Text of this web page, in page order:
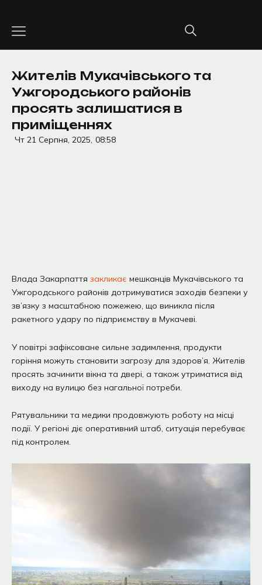
вмісту
Жителів Мукачівського та
Ужгородського районів
просять залишатися в
приміщеннях
Чт 21 Серпня, 2025, 08:58
Влада Закарпаття закликає мешканців Мукачівського та
Ужгородського районів дотримуватися заходів безпеки у
зв’язку з масштабною пожежею, що виникла після
ракетного удару по підприємству в Мукачеві.
У повітрі зафіксоване сильне задимлення, продукти
горіння можуть становити загрозу для здоров’я. Жителів
просять зачинити вікна та двері, а також утриматися від
виходу на вулицю без нагальної потреби.
Рятувальники та медики продовжують роботу на місці
події. У регіоні діє оперативний штаб, ситуація перебуває
під контролем.